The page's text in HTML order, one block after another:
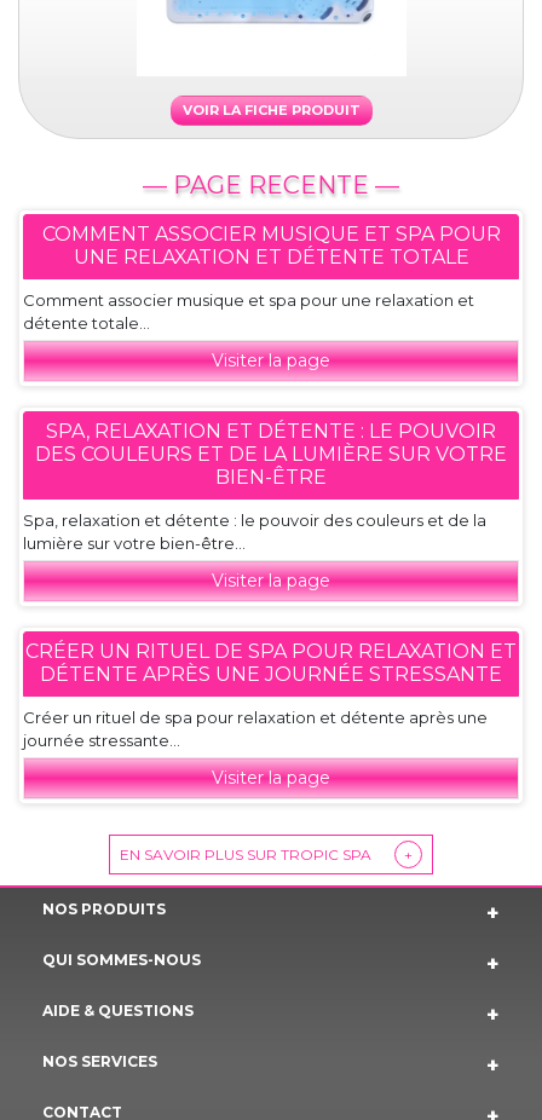
VOIR LA FICHE PRODUIT
— PAGE RECENTE —
COMMENT ASSOCIER MUSIQUE ET SPA POUR
UNE RELAXATION ET DÉTENTE TOTALE
Comment associer musique et spa pour une relaxation et
détente totale...
Visiter la page
SPA, RELAXATION ET DÉTENTE : LE POUVOIR
DES COULEURS ET DE LA LUMIÈRE SUR VOTRE
BIEN-ÊTRE
Spa, relaxation et détente : le pouvoir des couleurs et de la
lumière sur votre bien-être...
Visiter la page
CRÉER UN RITUEL DE SPA POUR RELAXATION ET
DÉTENTE APRÈS UNE JOURNÉE STRESSANTE
Créer un rituel de spa pour relaxation et détente après une
journée stressante...
Visiter la page
EN SAVOIR PLUS SUR TROPIC SPA +
NOS PRODUITS
QUI SOMMES-NOUS
AIDE & QUESTIONS
NOS SERVICES
CONTACT